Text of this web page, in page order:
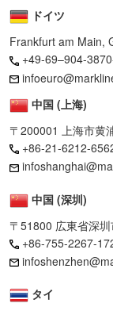
ドイツ
Frankfurt am Main,
+49-69–904-
中国 (上海)
〒200001 上海市黄
+86-21-6212-
中国 (深圳)
〒51800 広東省深
+86-755-2267-
タイ